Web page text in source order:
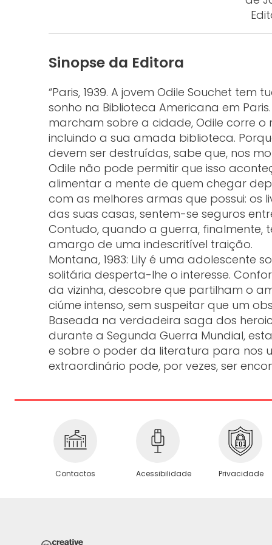
Sinopse da Editora
“Paris, 1939. A jovem Odile Souchet
sonho na Biblioteca Americana em
marcham sobre a cidade, Odile corre
incluindo a sua amada biblioteca.
devem ser destruídas, sabe que, nos
Odile não pode permitir que isso
alimentar a mente de quem chegar
com as melhores armas que possui: os
das suas casas, sentem-se seguros
Contudo, quando a guerra, finalmente,
amargo de uma indescritível traição.
Montana, 1983: Lily é uma adolescente
solitária desperta-lhe o interesse.
da vizinha, descobre que partilham o
ciúme intenso, sem suspeitar que um
Baseada na verdadeira saga dos
durante a Segunda Guerra Mundial,
e sobre o poder da literatura para nos
extraordinário pode, por vezes, ser
Contactos Acessibilidade Privacidade